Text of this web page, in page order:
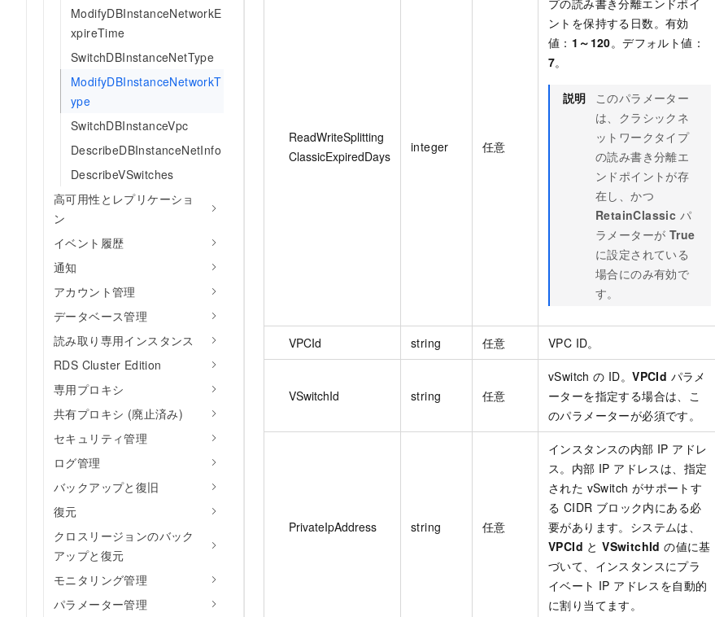
ModifyDBInstanceNetworkE
xpireTime
SwitchDBInstanceNetType
ModifyDBInstanceNetworkT
ype
SwitchDBInstanceVpc
DescribeDBInstanceNetInfo
DescribeVSwitches
高可用性とレプリケーショ
ン
イベント履歴
通知
アカウント管理
データベース管理
読み取り専用インスタンス
RDS Cluster Edition
専用プロキシ
共有プロキシ (廃止済み)
セキュリティ管理
ログ管理
バックアップと復旧
復元
クロスリージョンのバック
アップと復元
モニタリング管理
パラメーター管理
ReadWriteSplitting
ClassicExpiredDays
integer 任意
ントを保持する日数。有効
値： 1～120。デフォルト値：
7。
説明
このパラメーター
は、クラシックネ
ットワークタイプ
の読み書き分離エ
ンドポイントが存
在し、かつ
RetainClassic パ
ラメーターが True
に設定されている
場合にのみ有効で
す。
VPCId string 任意 VPC ID。
VSwitchId string 任意
vSwitch の ID。VPCId パラメ
ーターを指定する場合は、こ
のパラメーターが必須です。
PrivateIpAddress string 任意
インスタンスの内部 IP アドレ
ス。内部 IP アドレスは、指定
された vSwitch がサポートす
る CIDR ブロック内にある必
要があります。システムは、
VPCId とVSwitchId の値に基
づいて、インスタンスにプラ
イベート IP アドレスを自動的
に割り当てます。